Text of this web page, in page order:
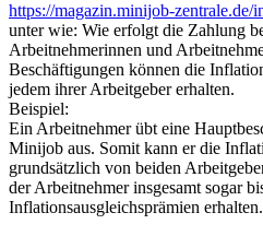
https://magazin.minijob-zentrale.de/
unter wie: Wie erfolgt die Zahlung
Arbeitnehmerinnen und
Beschäftigungen können die
jedem ihrer Arbeitgeber erhalten.
Beispiel:
Ein Arbeitnehmer übt eine
Minijob aus. Somit kann er die
grundsätzlich von beiden
der Arbeitnehmer insgesamt sogar
Inflationsausgleichsprämien erhalten.